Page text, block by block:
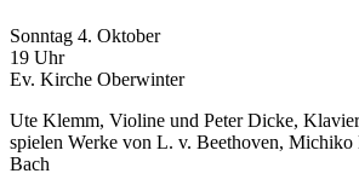
Sonntag 4. Oktober
19 Uhr
Ev. Kirche Oberwinter
Ute Klemm, Violine und Peter Dicke, Klavier
spielen Werke von L. v. Beethoven, Michiko
Bach